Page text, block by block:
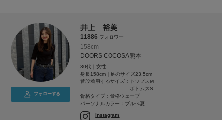
フォローする
井上 裕美
11886 フォロワー
158cm
DOORS COCOSA熊本
30代｜女性
身長158cm｜足のサイズ23.5cm
普段着用するサイズ：
トップスM
ボトムスS
骨格タイプ：骨格ウェーブ
パーソナルカラー：ブルべ夏
Instagram